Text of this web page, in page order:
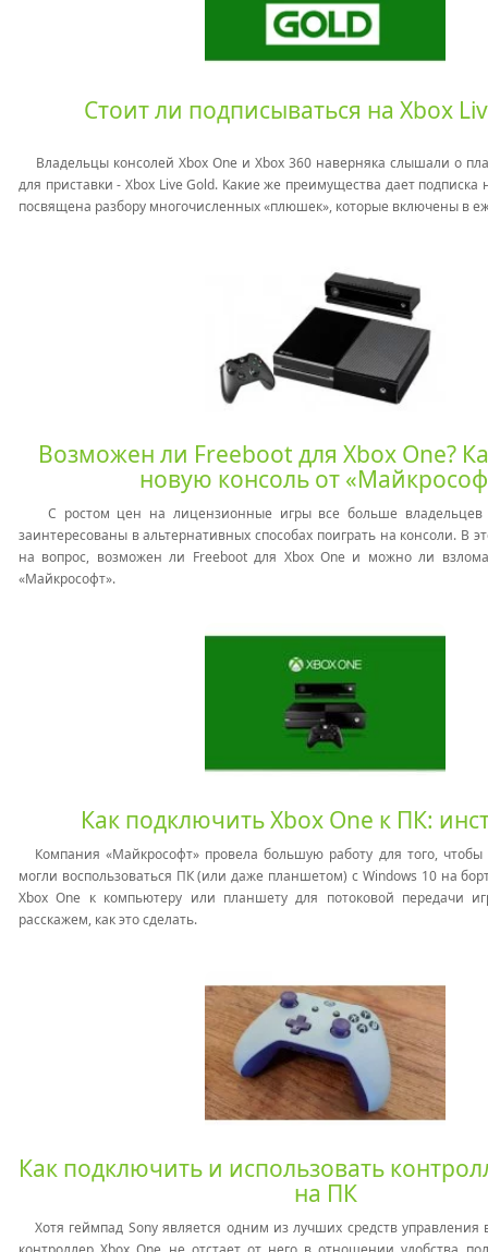
Стоит ли подписываться на Xbox
Владельцы консолей Xbox One и Xbox 360 наверняка слышали о
для приставки - Xbox Live Gold. Какие же преимущества дает подписка
посвящена разбору многочисленных «плюшек», которые включены в
Возможен ли Freeboot для Xbox One?
новую консоль от
С ростом цен на лицензионные игры все больше владельцев
заинтересованы в альтернативных способах поиграть на консоли. В
на вопрос, возможен ли Freeboot для Xbox One и можно ли
«Майкрософт».
Как подключить Xbox One к ПК:
Компания «Майкрософт» провела большую работу для того,
могли воспользоваться ПК (или даже планшетом) с Windows 10 на
Xbox One к компьютеру или планшету для потоковой передачи
расскажем, как это сделать.
Как подключить и использовать
на ПК
Хотя геймпад Sony является одним из лучших средств